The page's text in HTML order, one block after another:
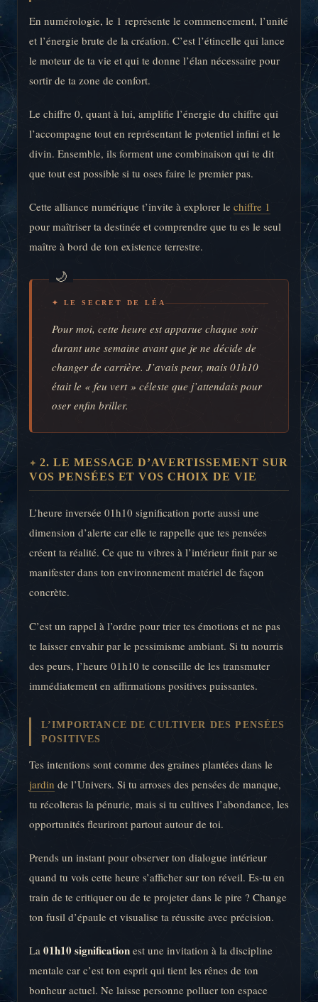
En numérologie, le 1 représente le commencement, l’unité
et l’énergie brute de la création. C’est l’étincelle qui lance
le moteur de ta vie et qui te donne l’élan nécessaire pour
sortir de ta zone de confort.
Le chiffre 0, quant à lui, amplifie l’énergie du chiffre qui
l’accompagne tout en représentant le potentiel infini et le
divin. Ensemble, ils forment une combinaison qui te dit
que tout est possible si tu oses faire le premier pas.
Cette alliance numérique t’invite à explorer le chiffre 1
pour maîtriser ta destinée et comprendre que tu es le seul
maître à bord de ton existence terrestre.
✦ LE SECRET DE LÉA
Pour moi, cette heure est apparue chaque soir
durant une semaine avant que je ne décide de
changer de carrière. J’avais peur, mais 01h10
était le « feu vert » céleste que j’attendais pour
oser enfin briller.
2. LE MESSAGE D’AVERTISSEMENT SUR
VOS PENSÉES ET VOS CHOIX DE VIE
L’heure inversée 01h10 signification porte aussi une
dimension d’alerte car elle te rappelle que tes pensées
créent ta réalité. Ce que tu vibres à l’intérieur finit par se
manifester dans ton environnement matériel de façon
concrète.
C’est un rappel à l’ordre pour trier tes émotions et ne pas
te laisser envahir par le pessimisme ambiant. Si tu nourris
des peurs, l’heure 01h10 te conseille de les transmuter
immédiatement en affirmations positives puissantes.
L’IMPORTANCE DE CULTIVER DES PENSÉES
POSITIVES
Tes intentions sont comme des graines plantées dans le
jardin de l’Univers. Si tu arroses des pensées de manque,
tu récolteras la pénurie, mais si tu cultives l’abondance, les
opportunités fleuriront partout autour de toi.
Prends un instant pour observer ton dialogue intérieur
quand tu vois cette heure s’afficher sur ton réveil. Es-tu en
train de te critiquer ou de te projeter dans le pire ? Change
ton fusil d’épaule et visualise ta réussite avec précision.
La 01h10 signification est une invitation à la discipline
mentale car c’est ton esprit qui tient les rênes de ton
bonheur actuel. Ne laisse personne polluer ton espace